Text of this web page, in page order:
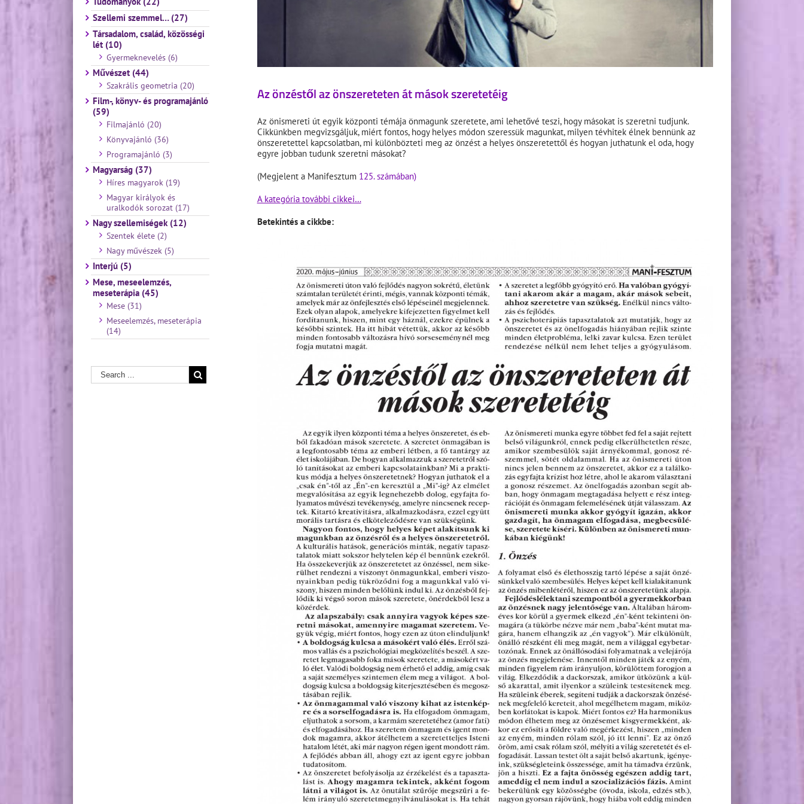
Az önzéstől az önszereteten át mások szeretetéig
Az önismereti út egyik központi témája önmagunk szeretete, ami lehetővé teszi, hogy másokat is szeretni tudjunk.
Cikkünkben megvizsgáljuk, miért fontos, hogy helyes módon szeressük magunkat, milyen tévhitek élnek bennünk az
önszeretettel kapcsolatban, mi különbözteti meg az önzést a helyes önszeretettől és hogyan juthatunk el oda, hogy
egyre jobban tudunk szeretni másokat?
(Megjelent a Manifesztum 125. számában)
A kategória további cikkei…
Betekintés a cikkbe:
Szellemi szemmel… (27)
Társadalom, család, közösségi
lét (10)
Gyermeknevelés (6)
Művészet (44)
Szakrális geometria (20)
Film-, könyv- és programajánló
(59)
Filmajánló (20)
Könyvajánló (36)
Programajánló (3)
Magyarság (37)
Híres magyarok (19)
Magyar királyok és
uralkodók sorozat (17)
Nagy szellemiségek (12)
Szentek élete (2)
Nagy művészek (5)
Interjú (5)
Mese, meseelemzés,
meseterápia (45)
Mese (31)
Meseelemzés, meseterápia
(14)